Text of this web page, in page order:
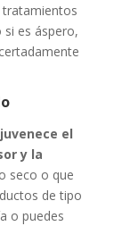
tratamientos
es áspero,
el
y la
seco o que
de tipo
o puedes